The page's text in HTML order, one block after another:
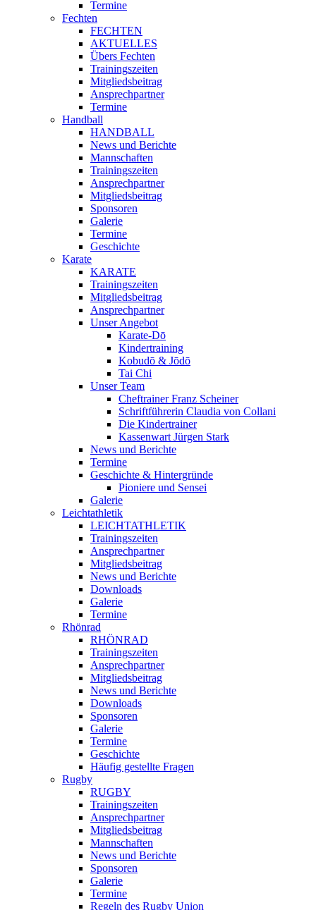
Termine
Fechten
FECHTEN
AKTUELLES
Übers Fechten
Trainingszeiten
Mitgliedsbeitrag
Ansprechpartner
Termine
Handball
HANDBALL
News und Berichte
Mannschaften
Trainingszeiten
Ansprechpartner
Mitgliedsbeitrag
Sponsoren
Galerie
Termine
Geschichte
Karate
KARATE
Trainingszeiten
Mitgliedsbeitrag
Ansprechpartner
Unser Angebot
Karate-Dō
Kindertraining
Kobudō & Jōdō
Tai Chi
Unser Team
Cheftrainer Franz Scheiner
Schriftführerin Claudia von Collani
Die Kindertrainer
Kassenwart Jürgen Stark
News und Berichte
Termine
Geschichte & Hintergründe
Pioniere und Sensei
Galerie
Leichtathletik
LEICHTATHLETIK
Trainingszeiten
Ansprechpartner
Mitgliedsbeitrag
News und Berichte
Downloads
Galerie
Termine
Rhönrad
RHÖNRAD
Trainingszeiten
Ansprechpartner
Mitgliedsbeitrag
News und Berichte
Downloads
Sponsoren
Galerie
Termine
Geschichte
Häufig gestellte Fragen
Rugby
RUGBY
Trainingszeiten
Ansprechpartner
Mitgliedsbeitrag
Mannschaften
News und Berichte
Sponsoren
Galerie
Termine
Regeln des Rugby Union